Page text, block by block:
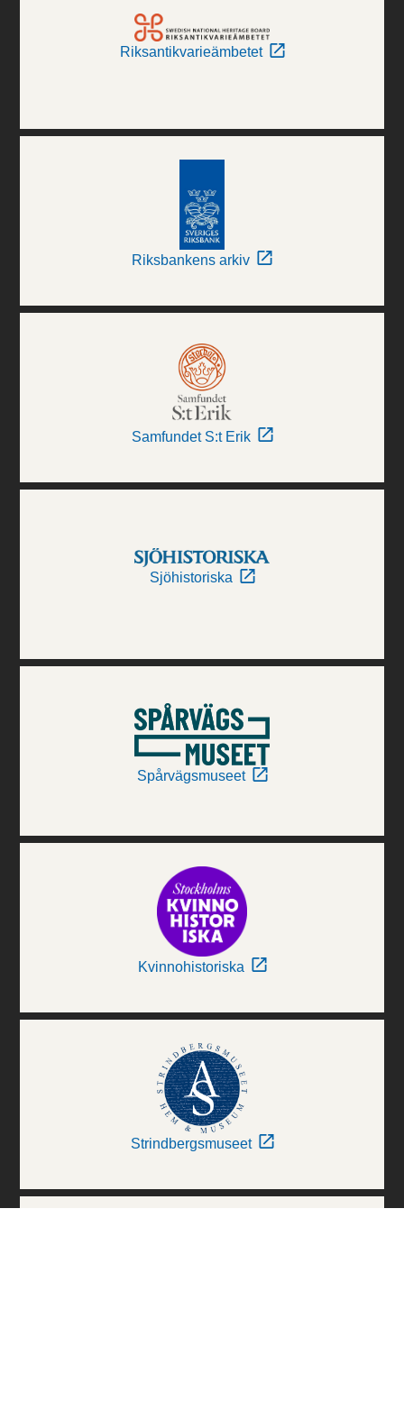
Riksantikvarieämbetet
Riksbankens arkiv
Samfundet S:t Erik
Sjöhistoriska
Spårvägsmuseet
Kvinnohistoriska
Strindbergsmuseet